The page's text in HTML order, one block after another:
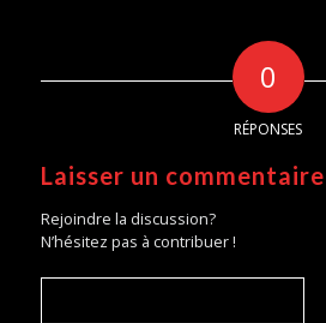
0
RÉPONSES
Laisser un commentaire
Rejoindre la discussion?
N’hésitez pas à contribuer !